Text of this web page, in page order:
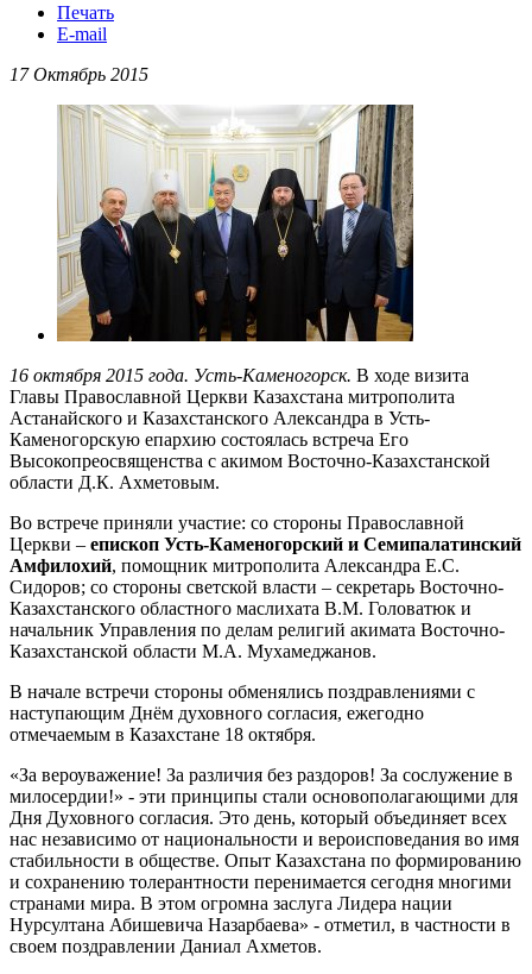
Печать
E-mail
17 Октябрь 2015
16 октября 2015 года. Усть-Каменогорск. В ходе визита
Главы Православной Церкви Казахстана митрополита
Астанайского и Казахстанского Александра в Усть-
Каменогорскую епархию состоялась встреча Его
Высокопреосвященства с акимом Восточно-Казахстанской
области Д.К. Ахметовым.
Во встрече приняли участие: со стороны Православной
Церкви – епископ Усть-Каменогорский и Семипалатинский
Амфилохий, помощник митрополита Александра Е.С.
Сидоров; со стороны светской власти – секретарь Восточно-
Казахстанского областного маслихата В.М. Головатюк и
начальник Управления по делам религий акимата Восточно-
Казахстанской области М.А. Мухамеджанов.
В начале встречи стороны обменялись поздравлениями с
наступающим Днём духовного согласия, ежегодно
отмечаемым в Казахстане 18 октября.
«За вероуважение! За различия без раздоров! За сослужение в
милосердии!» - эти принципы стали основополагающими для
Дня Духовного согласия. Это день, который объединяет всех
нас независимо от национальности и вероисповедания во имя
стабильности в обществе. Опыт Казахстана по формированию
и сохранению толерантности перенимается сегодня многими
странами мира. В этом огромна заслуга Лидера нации
Нурсултана Абишевича Назарбаева» - отметил, в частности в
своем поздравлении Даниал Ахметов.